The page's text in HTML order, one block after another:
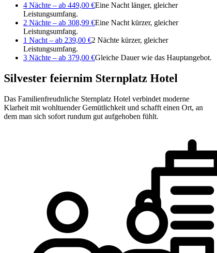
4 Nächte – ab 449,00 €Eine Nacht länger, gleicher
Leistungsumfang.
2 Nächte – ab 308,99 €Eine Nacht kürzer, gleicher
Leistungsumfang.
1 Nacht – ab 239,00 €2 Nächte kürzer, gleicher
Leistungsumfang.
3 Nächte – ab 379,00 €Gleiche Dauer wie das Hauptangebot.
Silvester feiernim Sternplatz Hotel
Das Familienfreudnliche Sternplatz Hotel verbindet moderne
Klarheit mit wohltuender Gemütlichkeit und schafft einen Ort, an
dem man sich sofort rundum gut aufgehoben fühlt.